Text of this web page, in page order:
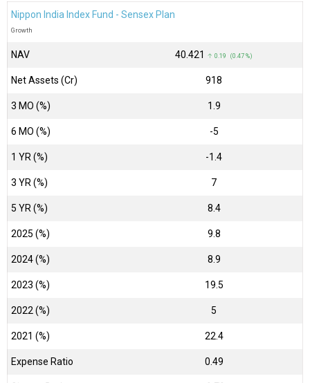
Nippon India Index Fund - Sensex Plan
Growth
NAV ₹40.421 ↑ 0.19 (0.47 %)
Net Assets (Cr) ₹918
3 MO (%) 1.9
6 MO (%) -5
1 YR (%) -1.4
3 YR (%) 7
5 YR (%) 8.4
2025 (%) 9.8
2024 (%) 8.9
2023 (%) 19.5
2022 (%) 5
2021 (%) 22.4
Expense Ratio 0.49